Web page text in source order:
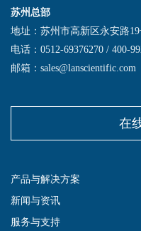
苏州总部
地址：苏州市高新区永安路
电话：0512-69376270 / 400-
邮箱：sales@lanscientific.com
在
产品与解决方案
新闻与资讯
服务与支持